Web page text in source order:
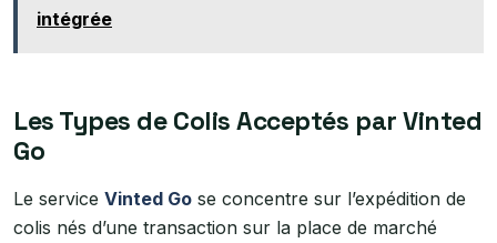
intégrée
Les Types de Colis Acceptés par Vinted
Go
Le service Vinted Go se concentre sur l’expédition de
colis nés d’une transaction sur la place de marché